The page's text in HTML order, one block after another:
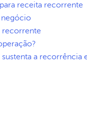
receita recorrente
recorrente
a recorrência